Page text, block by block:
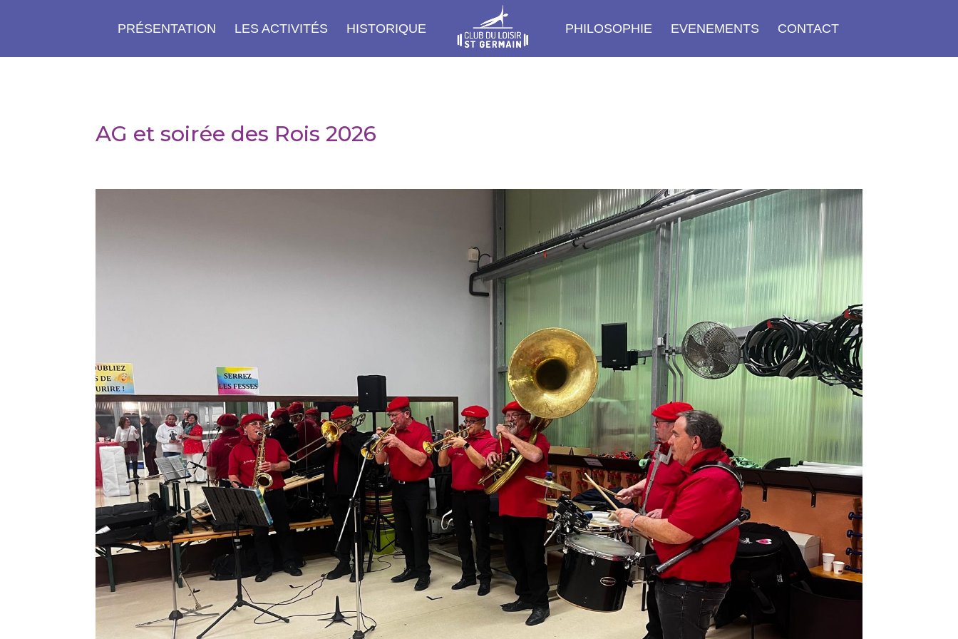
PRÉSENTATION LES ACTIVITÉS HISTORIQUE PHILOSOPHIE EVENEMENTS CONTACT
AG et soirée des Rois 2026